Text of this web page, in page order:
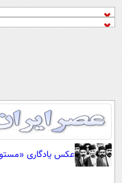
عکس یادگاری